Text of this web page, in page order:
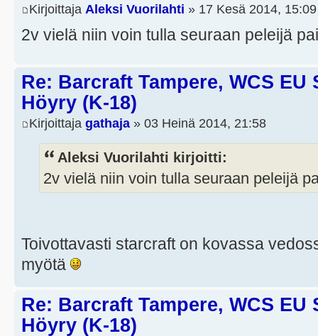
Kirjoittaja Aleksi Vuorilahti » 17 Kesä 2014, 15:09
2v vielä niin voin tulla seuraan peleijä
Re: Barcraft Tampere, WCS EU
Höyry (K-18)
Kirjoittaja gathaja » 03 Heinä 2014, 21:58
Aleksi Vuorilahti kirjoitti:
2v vielä niin voin tulla seuraan peleijä
Toivottavasti starcraft on kovassa
myötä
Re: Barcraft Tampere, WCS EU
Höyry (K-18)